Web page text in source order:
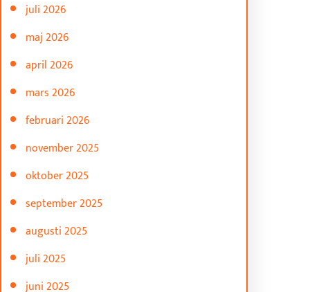
juli 2026
maj 2026
april 2026
mars 2026
februari 2026
november 2025
oktober 2025
september 2025
augusti 2025
juli 2025
juni 2025